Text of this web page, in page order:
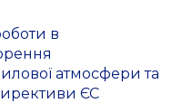
в
атмосфери та
ЄС